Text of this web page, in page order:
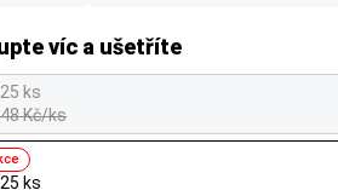
víc a ušetříte
ks
Kč/ks
ks